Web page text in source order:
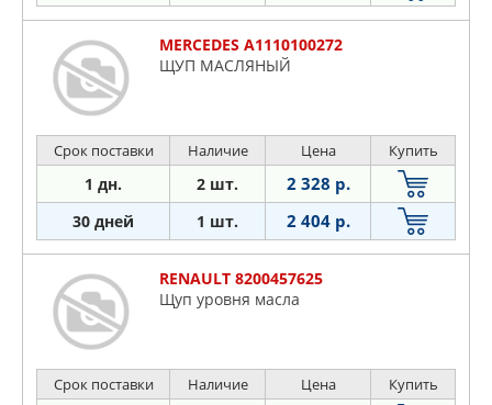
MERCEDES A1110100272
ЩУП МАСЛЯНЫЙ
Срок поставки Наличие Цена Купить
1 дн. 2 шт. 2 328 р.
30 дней 1 шт. 2 404 р.
RENAULT 8200457625
Щуп уровня масла
Срок поставки Наличие Цена Купить